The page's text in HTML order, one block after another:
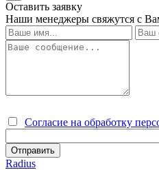
Оставить заявку
Наши менеджеры свяжутся с
Согласие на обработку
Radius